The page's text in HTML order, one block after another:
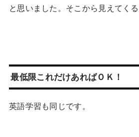
と思いました。そこから見えてく
最低限これだけあればＯＫ！
英語学習も同じです。